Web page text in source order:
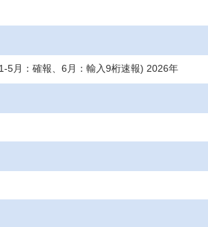
5月：確報、6月：輸入9桁速報) 2026年